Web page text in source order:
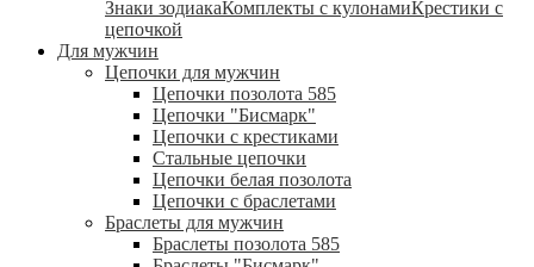
Знаки зодиакаКомплекты с кулонамиКрестики с
цепочкой
Для мужчин
Цепочки для мужчин
Цепочки позолота 585
Цепочки "Бисмарк"
Цепочки с крестиками
Стальные цепочки
Цепочки белая позолота
Цепочки с браслетами
Браслеты для мужчин
Браслеты позолота 585